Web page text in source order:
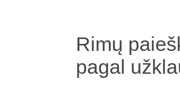
Rimų
pagal